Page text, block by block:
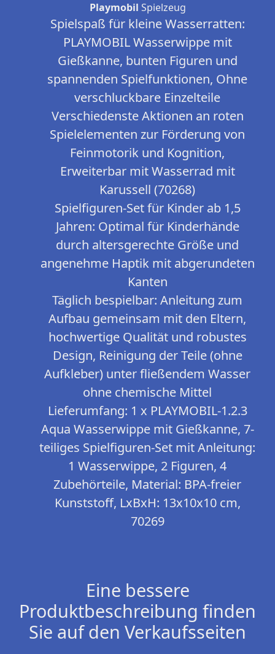
Playmobil Spielzeug
Spielspaß für kleine Wasserratten:
PLAYMOBIL Wasserwippe mit
Gießkanne, bunten Figuren und
spannenden Spielfunktionen, Ohne
verschluckbare Einzelteile
Verschiedenste Aktionen an roten
Spielelementen zur Förderung von
Feinmotorik und Kognition,
Erweiterbar mit Wasserrad mit
Karussell (70268)
Spielfiguren-Set für Kinder ab 1,5
Jahren: Optimal für Kinderhände
durch altersgerechte Größe und
angenehme Haptik mit abgerundeten
Kanten
Täglich bespielbar: Anleitung zum
Aufbau gemeinsam mit den Eltern,
hochwertige Qualität und robustes
Design, Reinigung der Teile (ohne
Aufkleber) unter fließendem Wasser
ohne chemische Mittel
Lieferumfang: 1 x PLAYMOBIL-1.2.3
Aqua Wasserwippe mit Gießkanne, 7-
teiliges Spielfiguren-Set mit Anleitung:
1 Wasserwippe, 2 Figuren, 4
Zubehörteile, Material: BPA-freier
Kunststoff, LxBxH: 13x10x10 cm,
70269
Eine bessere
Produktbeschreibung finden
Sie auf den Verkaufsseiten